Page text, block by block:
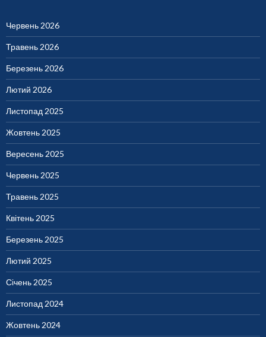
Червень 2026
Травень 2026
Березень 2026
Лютий 2026
Листопад 2025
Жовтень 2025
Вересень 2025
Червень 2025
Травень 2025
Квітень 2025
Березень 2025
Лютий 2025
Січень 2025
Листопад 2024
Жовтень 2024